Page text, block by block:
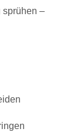
sprühen –